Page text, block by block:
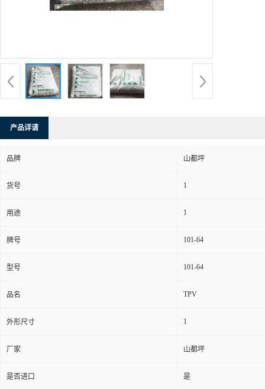
产品详请
品牌 山都坪
货号 1
用途 1
牌号 101-64
型号 101-64
品名 TPV
外形尺寸 1
厂家 山都坪
是否进口 是